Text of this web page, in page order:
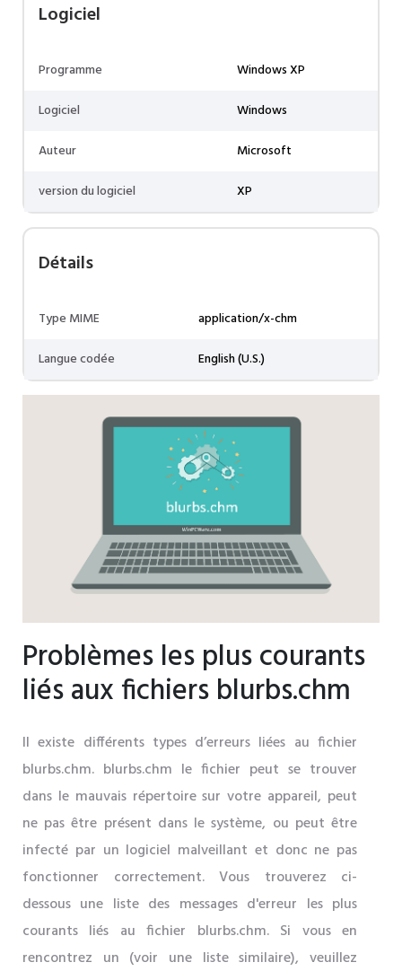
Logiciel
Programme
Windows XP
Logiciel
Windows
Auteur
Microsoft
version du logiciel
XP
Détails
Type MIME
application/x-chm
Langue codée
English (U.S.)
Problèmes les plus courants
liés aux fichiers blurbs.chm
Il existe différents types d’erreurs liées au fichier
blurbs.chm. blurbs.chm le fichier peut se trouver
dans le mauvais répertoire sur votre appareil, peut
ne pas être présent dans le système, ou peut être
infecté par un logiciel malveillant et donc ne pas
fonctionner correctement. Vous trouverez ci-
dessous une liste des messages d'erreur les plus
courants liés au fichier blurbs.chm. Si vous en
rencontrez un (voir une liste similaire), veuillez